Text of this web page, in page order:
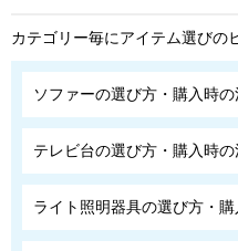
カテゴリー毎にアイテム選びの
ソファーの選び方・購入時の
テレビ台の選び方・購入時の
ライト照明器具の選び方・